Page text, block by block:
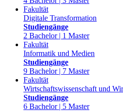
Fakultät
Digitale Transformation
Studiengänge
2 Bachelor | 1 Master
Fakultät
Informatik und Medien
Studiengänge
9 Bachelor | 7 Master
Fakultät
Wirtschaftswissenschaft und
Studiengänge
6 Bachelor | 5 Master